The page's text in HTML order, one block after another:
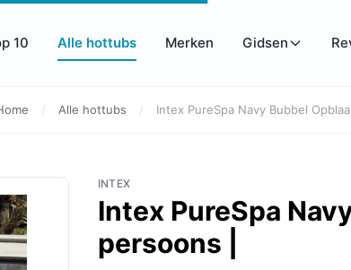
10 Alle hottubs Merken Gidsen
/ Alle hottubs / Intex PureSpa Navy Bubbel
INTEX
Intex PureSpa
persoons |